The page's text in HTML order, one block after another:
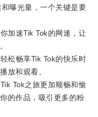
曝光量，一个关键是要
速Tik Tok的网速，让
畅享Tik Tok的快乐时
放和观看。
Tok之旅更加顺畅和愉
的作品，吸引更多的粉